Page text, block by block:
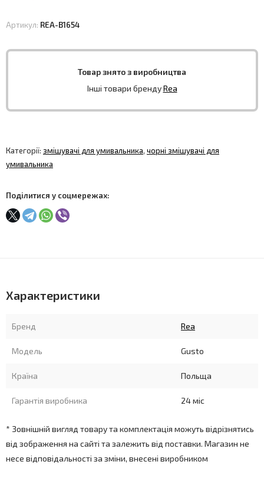
Артикул: REA-B1654
Товар знято з виробництва
Інші товари брендуRea
Категорії: змішувачі для умивальника, чорні змішувачі для
умивальника
Поділитися у соцмережах:
Характеристики
Бренд Rea
Модель Gusto
Країна Польща
Гарантія виробника 24 міс
* Зовнішній вигляд товару та комплектація можуть відрізнятись
від зображення на сайті та залежить від поставки. Магазин не
несе відповідальності за зміни, внесені виробником